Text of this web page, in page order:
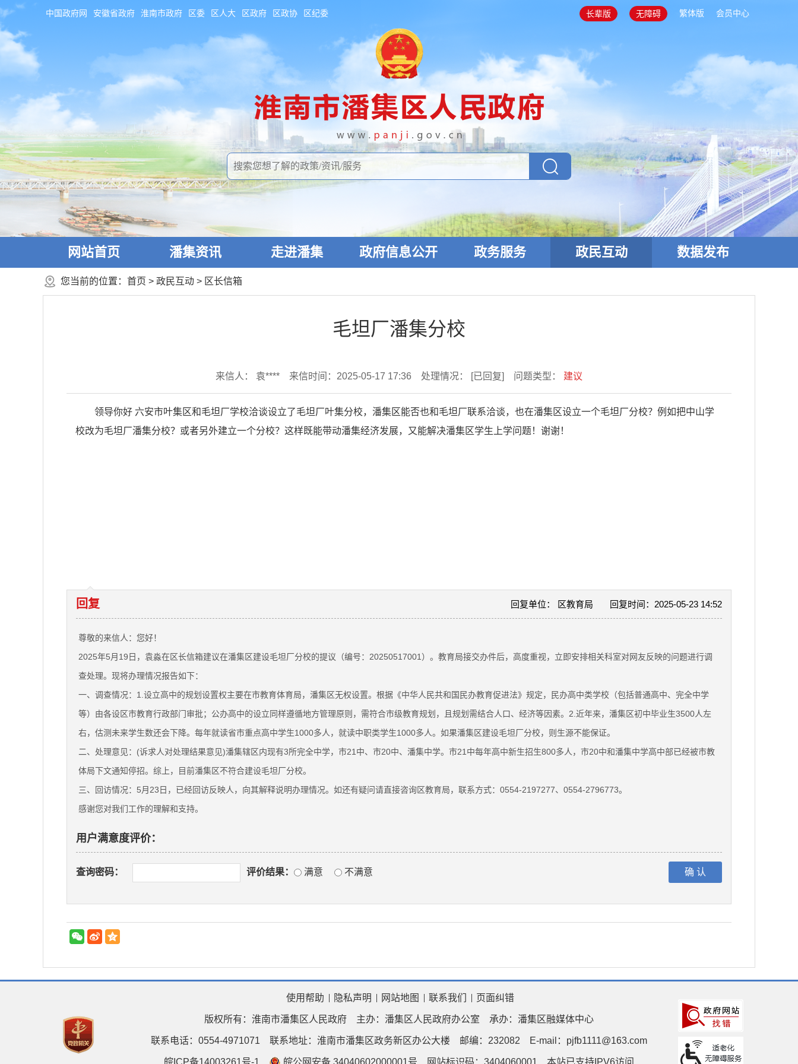
中国政府网 安徽省政府 淮南市政府 区委 区人大 区政府 区政协 区纪委 长辈版 无障碍 繁体版 会员中心
网站首页 潘集资讯 走进潘集 政府信息公开 政务服务 政民互动 数据发布
您当前的位置： 首页 > 政民互动 > 区长信箱
毛坦厂潘集分校
来信人： 袁**** 来信时间：2025-05-17 17:36 处理情况： [已回复] 问题类型： 建议
领导你好 六安市叶集区和毛坦厂学校洽谈设立了毛坦厂叶集分校，潘集区能否也和毛坦厂联系洽谈，也在潘集区设立一个毛坦厂分校？例如把中山学
校改为毛坦厂潘集分校？或者另外建立一个分校？这样既能带动潘集经济发展，又能解决潘集区学生上学问题！谢谢！
回复 回复时间：2025-05-23 14:52
回复单位： 区教育局
尊敬的来信人：您好！
2025年5月19日，袁淼在区长信箱建议在潘集区建设毛坦厂分校的提议（编号：20250517001）。教育局接交办件后，高度重视，立即安排相关科室对网友反映的问题进行调
查处理。现将办理情况报告如下：
一、调查情况：1.设立高中的规划设置权主要在市教育体育局，潘集区无权设置。根据《中华人民共和国民办教育促进法》规定，民办高中类学校（包括普通高中、完全中学
等）由各设区市教育行政部门审批；公办高中的设立同样遵循地方管理原则，需符合市级教育规划，且规划需结合人口、经济等因素‌。2.近年来，潘集区初中毕业生3500人左
右，估测未来学生数还会下降。每年就读省市重点高中学生1000多人，就读中职类学生1000多人。如果潘集区建设毛坦厂分校，则生源不能保证。
二、处理意见：(诉求人对处理结果意见)潘集辖区内现有3所完全中学，市21中、市20中、潘集中学。市21中每年高中新生招生800多人，市20中和潘集中学高中部已经被市教
体局下文通知停招。综上，目前潘集区不符合建设毛坦厂分校。
三、回访情况：5月23日，已经回访反映人，向其解释说明办理情况。如还有疑问请直接咨询区教育局，联系方式：0554-2197277、0554-2796773。
感谢您对我们工作的理解和支持。
用户满意度评价：
查询密码： 评价结果： 满意 不满意
使用帮助 隐私声明 网站地图 联系我们 页面纠错
版权所有：淮南市潘集区人民政府 主办：潘集区人民政府办公室 承办：潘集区融媒体中心
联系电话：0554-4971071 联系地址：淮南市潘集区政务新区办公大楼 邮编：232082 E-mail：pjfb1111@163.com
皖ICP备14003261号-1 皖公网安备 34040602000001号 网站标识码：3404060001 本站已支持IPV6访问